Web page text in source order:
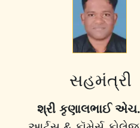
સહમંત્રી
શ્રી કૃણાલભાઈ